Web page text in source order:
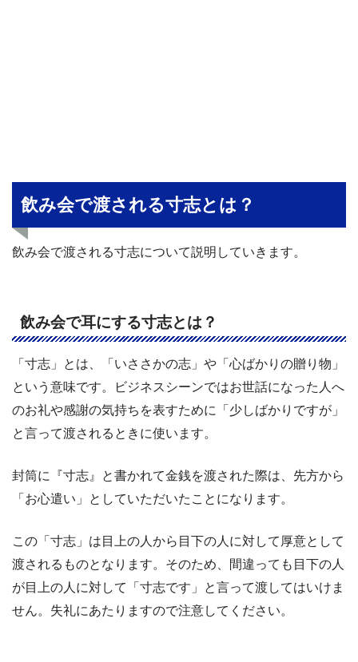
飲み会で渡される寸志とは？
飲み会で渡される寸志について説明していきます。
飲み会で耳にする寸志とは？
「寸志」とは、「いささかの志」や「心ばかりの贈り物」
という意味です。ビジネスシーンではお世話になった人へ
のお礼や感謝の気持ちを表すために「少しばかりですが」
と言って渡されるときに使います。
封筒に『寸志』と書かれて金銭を渡された際は、先方から
「お心遣い」としていただいたことになります。
この「寸志」は目上の人から目下の人に対して厚意として
渡されるものとなります。そのため、間違っても目下の人
が目上の人に対して「寸志です」と言って渡してはいけま
せん。失礼にあたりますので注意してください。